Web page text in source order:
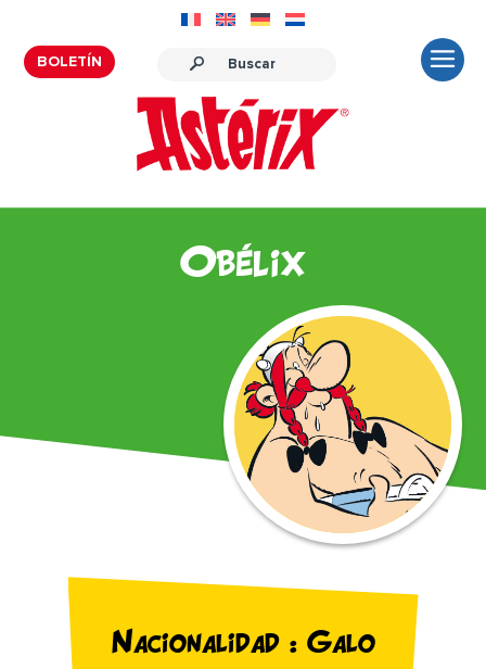
BOLETÍN
Obélix
Nacionalidad : Galo